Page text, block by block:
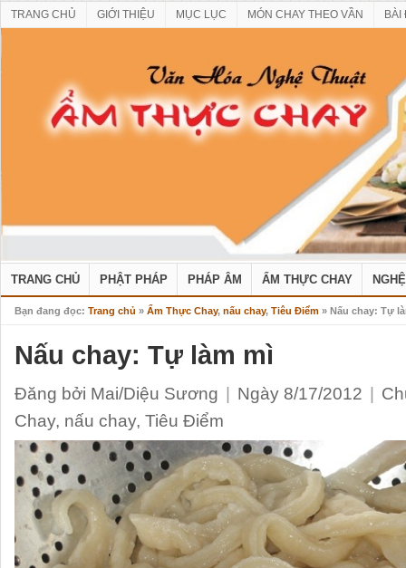
TRANG CHỦ GIỚI THIỆU MỤC LỤC MÓN CHAY THEO VẦN BÀI
TRANG CHỦ PHẬT PHÁP PHÁP ÂM ẨM THỰC CHAY
Bạn đang đọc: Trang chủ » Ẩm Thực Chay, nấu chay, Tiêu Điểm » Nấu chay: Tự
Nấu chay: Tự làm mì
Đăng bởi Mai/Diệu Sương Ngày 8/17/2012
Chay, nấu chay, Tiêu Điểm